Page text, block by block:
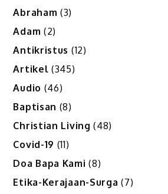
Abraham (3)
Adam (2)
Antikristus (12)
Artikel (345)
Audio (46)
Baptisan (8)
Christian Living (48)
Covid-19 (11)
Doa Bapa Kami (8)
Etika-Kerajaan-Surga (7)